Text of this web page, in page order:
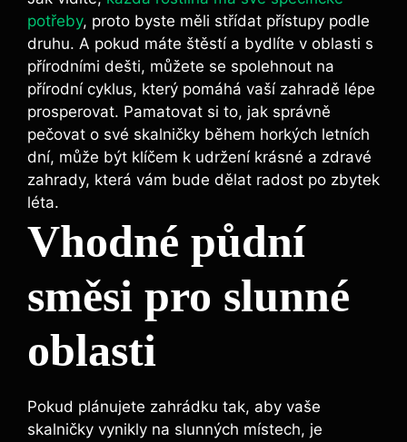
potřeby, proto byste měli střídat přístupy podle
druhu. A pokud máte štěstí a bydlíte v oblasti s
přírodními dešti, můžete se spolehnout na
přírodní cyklus, který pomáhá vaší zahradě lépe
prosperovat. Pamatovat si to, jak správně
pečovat o své skalničky během horkých letních
dní, může být klíčem k udržení krásné a zdravé
zahrady, která vám bude dělat radost po zbytek
léta.
Vhodné půdní
směsi pro slunné
oblasti
Pokud plánujete zahrádku tak, aby vaše
skalničky vynikly na slunných místech, je